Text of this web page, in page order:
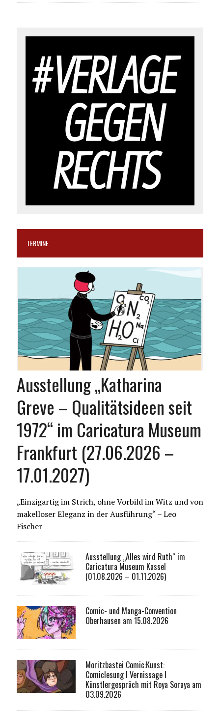
TERMINE
Ausstellung „Katharina
Greve – Qualitätsideen seit
1972“ im Caricatura Museum
Frankfurt (27.06.2026 –
17.01.2027)
„Einzigartig im Strich, ohne Vorbild im Witz und von
makelloser Eleganz in der Ausführung“ – Leo
Fischer
Ausstellung „Alles wird Ruth“ im
Caricatura Museum Kassel
(01.08.2026 – 01.11.2026)
Comic- und Manga-Convention
Oberhausen am 15.08.2026
Moritzbastei Comic:Kunst:
Comiclesung I Vernissage I
Künstlergespräch mit Roya Soraya am
03.09.2026